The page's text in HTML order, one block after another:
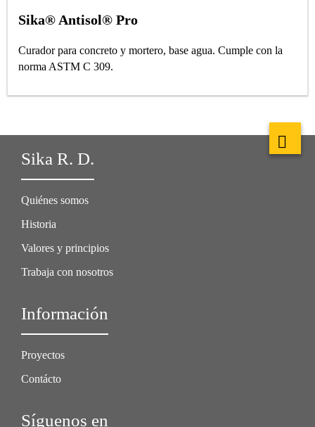
Sika® Antisol® Pro
Curador para concreto y mortero, base agua. Cumple con la
norma ASTM C 309.
Sika R. D.
Quiénes somos
Historia
Valores y principios
Trabaja con nosotros
Información
Proyectos
Contácto
Síguenos en